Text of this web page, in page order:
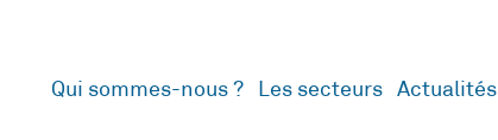
Qui sommes-nous ? Les secteurs Actualités